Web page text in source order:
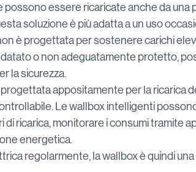
essere ricaricate anche da una
soluzione è più adatta a un uso
è progettata per sostenere carichi
datato o non adeguatamente protetto,
la sicurezza.
appositamente per la ricarica
Le wallbox intelligenti
di ricarica, monitorare i consumi tramite
energetica.
regolarmente, la wallbox è quindi